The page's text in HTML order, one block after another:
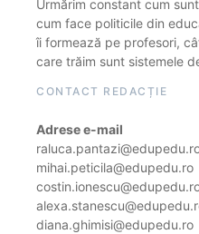
Urmărim constant cum
cum face politicile din
îi formează pe profesori,
care trăim sunt sistemele
CONTACT REDACȚIE
Adrese e-mail
mihai.peticila@edupedu.ro
diana.ghimisi@edupedu.ro